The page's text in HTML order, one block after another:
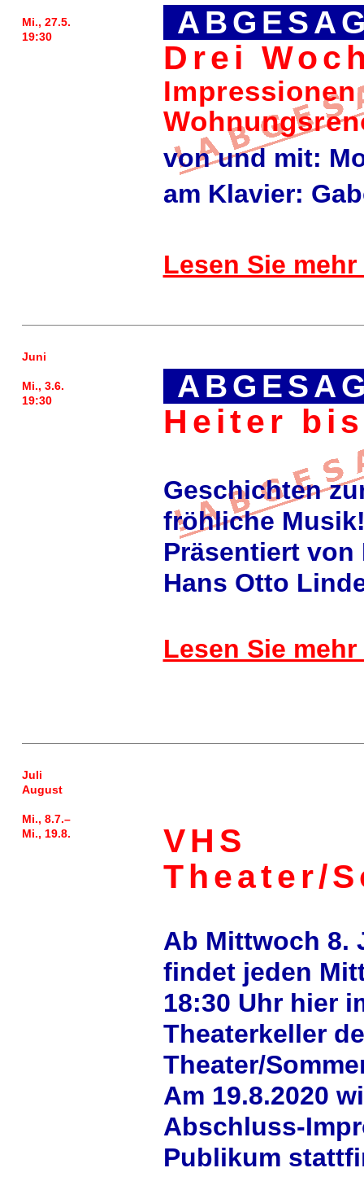
Mi., 27.5.
19:30
Drei
Impressionen
von und mit:
am Klavier:
Lesen Sie mehr
Juni
Mi., 3.6.
19:30
Heiter
Geschichten
fröhliche
Präsentiert von
Hans Otto
Lesen Sie mehr
Juli
August
Mi., 8.7.–
Mi., 19.8.
VHS
Theater/
Ab Mittwoch 8.
findet jeden
18:30 Uhr hier
Theaterkeller
Theater/
Am 19.8.2020
Abschluss-
Publikum